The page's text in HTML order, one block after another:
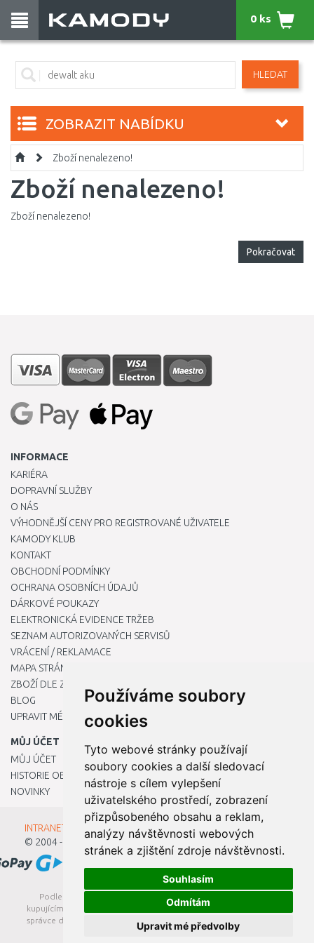
Používáme soubory
cookies
Tyto webové stránky používají
soubory cookies a další sledovací
nástroje s cílem vylepšení
uživatelského prostředí, zobrazení
přizpůsobeného obsahu a reklam,
analýzy návštěvnosti webových
stránek a zjištění zdroje návštěvnosti.
Souhlasím
Odmítám
Upravit mé předvolby
HLEDAT
0 ks
ZOBRAZIT NABÍDKU
Zboží nenalezeno!
Zboží nenalezeno!
Zboží nenalezeno!
Pokračovat
INFORMACE
KARIÉRA
DOPRAVNÍ SLUŽBY
O NÁS
VÝHODNĚJŠÍ CENY PRO REGISTROVANÉ UŽIVATELE
KAMODY KLUB
KONTAKT
OBCHODNÍ PODMÍNKY
OCHRANA OSOBNÍCH ÚDAJŮ
DÁRKOVÉ POUKAZY
ELEKTRONICKÁ EVIDENCE TRŽEB
SEZNAM AUTORIZOVANÝCH SERVISŮ
VRÁCENÍ / REKLAMACE
MAPA STRÁNKY
ZBOŽÍ DLE ZNAČEK
BLOG
UPRAVIT MÉ PŘEDVOLBY COOKIES
MŮJ ÚČET
MŮJ ÚČET
HISTORIE OBJEDNÁVEK
NOVINKY
INTRANET - Přihlášení pro zaměstnance
© 2004 - 2026
Kamody s.r.o.
Podle zákona o evidenci tržeb je prodávající povinen vystavit
kupujícímu účtenku. Zároveň je povinen zaevidovat přijatou tržbu u
správce daně online; v případě technického výpadku pak nejpozději
do 48 hodin.